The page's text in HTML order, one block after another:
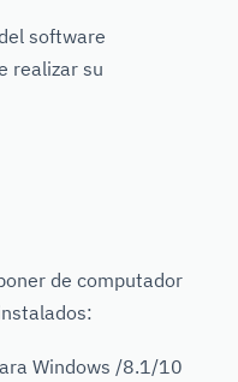
software
realizar su
de computador
Windows /8.1/10